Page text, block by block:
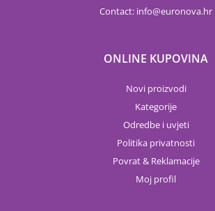
Contact: info euronova.hr
ONLINE KUPOVINA
Novi proizvodi
Kategorije
Odredbe i uvjeti
Politika privatnosti
Povrat & Reklamacije
Moj profil